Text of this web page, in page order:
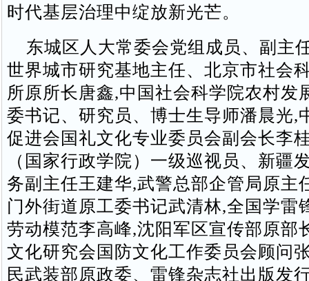
时代基层治理中绽放新光芒。
东城区人大常委会党组成员、副主
世界城市研究基地主任、北京市社会
所原所长唐鑫,中国社会科学院农村发
委书记、研究员、博士生导师潘晨光,
促进会国礼文化专业委员会副会长李
（国家行政学院）一级巡视员、新疆
务副主任王建华,武警总部企管局原主
门外街道原工委书记武清林,全国学雷
劳动模范李高峰,沈阳军区宣传部原部
文化研究会国防文化工作委员会顾问
民武装部原政委、雷锋杂志社出版发